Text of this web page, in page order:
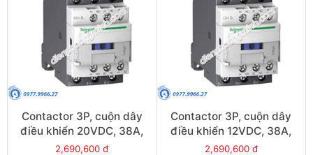
Contactor 3P, cuộn dây
điều khiển 20VDC, 38A,
1N/O, 1N/C - Model
2,690,600 đ
Contactor 3P, cuộn dây
điều khiển 12VDC, 38A,
1N/O, 1N/C - Model
2,690,600 đ